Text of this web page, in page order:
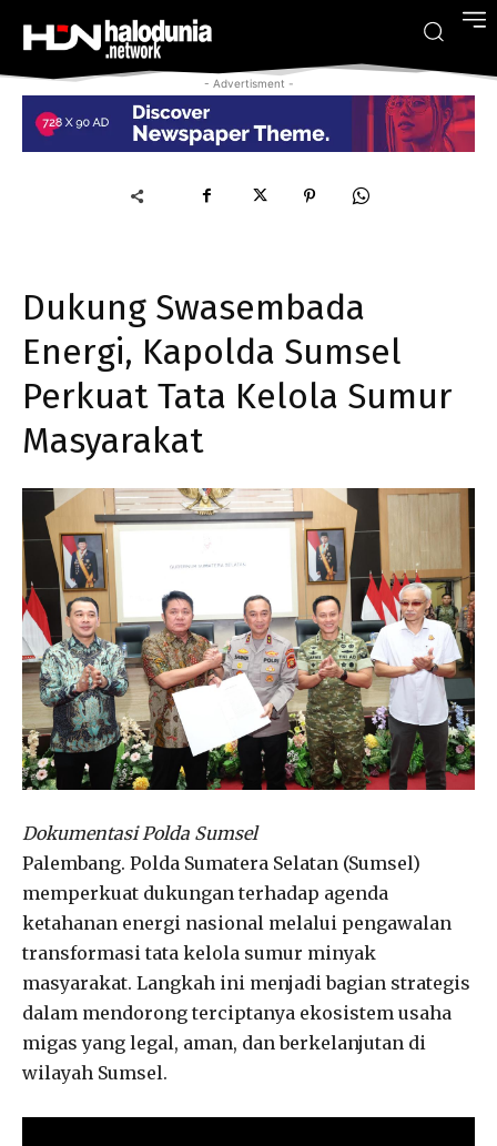
- Advertisment -
Dukung Swasembada
Energi, Kapolda Sumsel
Perkuat Tata Kelola Sumur
Masyarakat
Dokumentasi Polda Sumsel
Palembang. Polda Sumatera Selatan (Sumsel)
memperkuat dukungan terhadap agenda
ketahanan energi nasional melalui pengawalan
transformasi tata kelola sumur minyak
masyarakat. Langkah ini menjadi bagian strategis
dalam mendorong terciptanya ekosistem usaha
migas yang legal, aman, dan berkelanjutan di
wilayah Sumsel.